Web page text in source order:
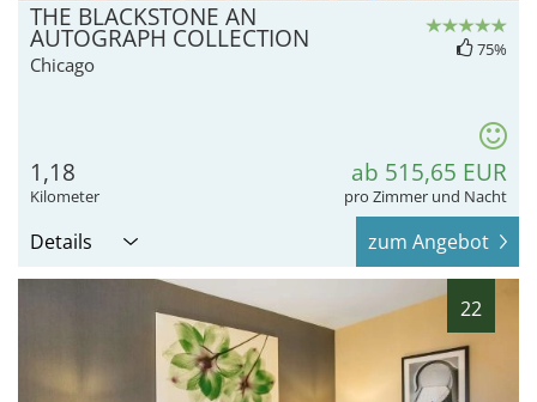
THE BLACKSTONE AN
AUTOGRAPH COLLECTION
Chicago
75%
1,18
Kilometer
ab 515,65 EUR
pro Zimmer und Nacht
Details zum Angebot
22